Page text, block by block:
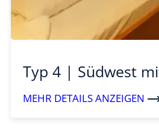
Typ 4 | Südwest
MEHR DETAILS ANZEIGEN